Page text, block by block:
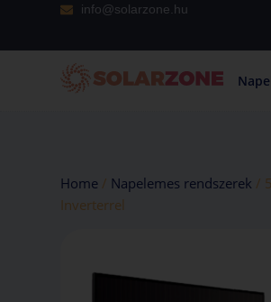
info@solarzone.hu
Home / Napelemes rendszerek /
Inverterrel